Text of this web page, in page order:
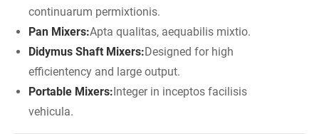
continuarum permixtionis.
Pan Mixers:Apta qualitas, aequabilis mixtio.
Didymus Shaft Mixers:Designed for high
efficientency and large output.
Portable Mixers:Integer in inceptos facilisis
vehicula.